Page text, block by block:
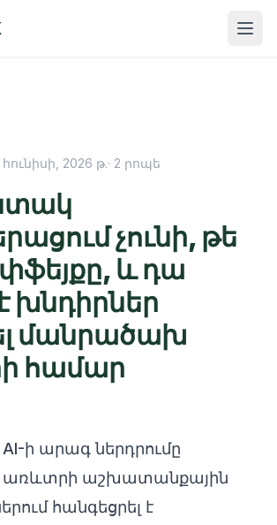
հունիսի, 2026 թ.· 2 րոպե
չունի, թե
և դա
խնդիրներ
մանրածախ
համար
ի արագ ներդրումը
աշխատանքային
հանգեցրել է